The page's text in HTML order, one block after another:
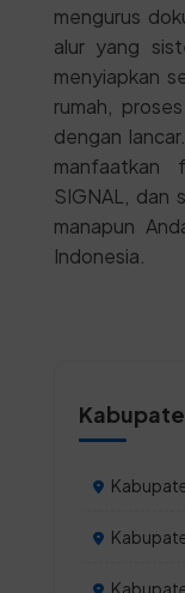
mengurus
alur yang
menyiapkan
rumah,
dengan
manfaatkan
SIGNAL, dan
manapun
Indonesia.